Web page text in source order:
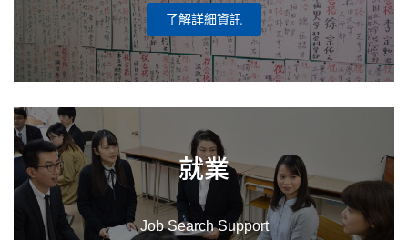
了解詳細資訊
就業
Job Search Support